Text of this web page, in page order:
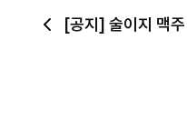
[공지] 술이지 맥